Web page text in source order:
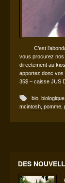
C’est
vous procurez nos
directement au
apportez donc vos
35$ – caisse JUS
bio biologique
mcintosh pomme
DES